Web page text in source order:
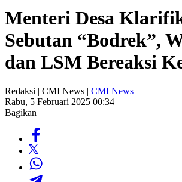
Menteri Desa
Sebutan “Bodrek”,
dan LSM Bereaksi
Redaksi | CMI News | CMI News
Rabu, 5 Februari 2025 00:34
Bagikan